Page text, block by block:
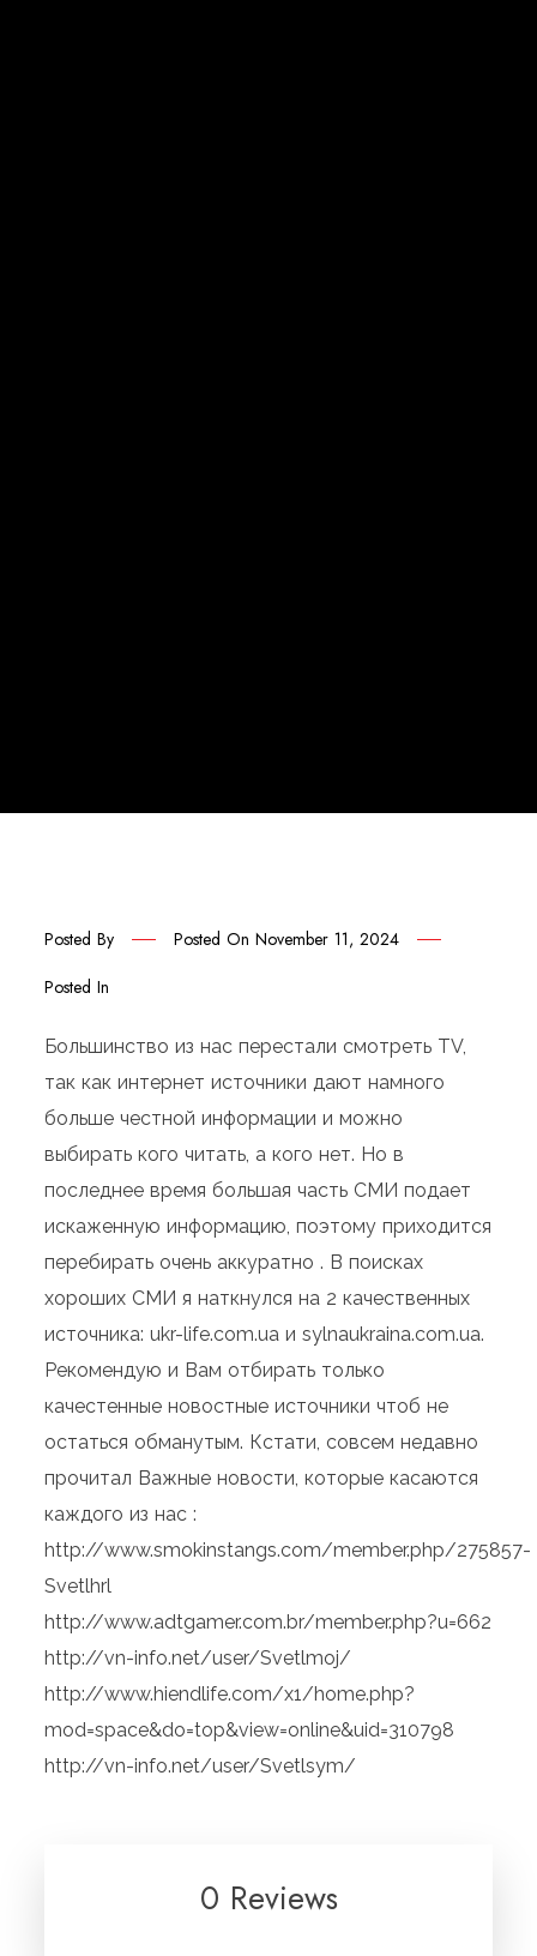
Posted By Posted OnNovember 11, 2024
Posted In
Большинство из нас перестали смотреть TV,
так как интернет источники дают намного
больше честной информации и можно
выбирать кого читать, а кого нет. Но в
последнее время большая часть СМИ подает
искаженную информацию, поэтому приходится
перебирать очень аккуратно . В поисках
хороших СМИ я наткнулся на 2 качественных
источника: ukr-life.com.ua и sylnaukraina.com.ua.
Рекомендую и Вам отбирать только
качестенные новостные источники чтоб не
остаться обманутым. Кстати, совсем недавно
прочитал Важные новости, которые касаются
каждого из нас :
http://www.smokinstangs.com/member.php/275857-
Svetlhrl
http://www.adtgamer.com.br/member.php?u=662
http://vn-info.net/user/Svetlmoj/
http://www.hiendlife.com/x1/home.php?
mod=space&do=top&view=online&uid=310798
http://vn-info.net/user/Svetlsym/
0 Reviews